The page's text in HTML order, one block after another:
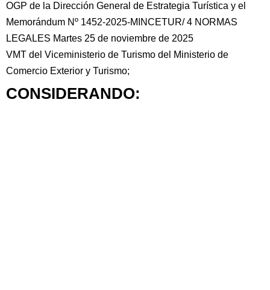
OGP de la Dirección General de Estrategia Turística y el
Memorándum Nº 1452-2025-MINCETUR/ 4 NORMAS
LEGALES Martes 25 de noviembre de 2025
VMT del Viceministerio de Turismo del Ministerio de
Comercio Exterior y Turismo;
CONSIDERANDO: